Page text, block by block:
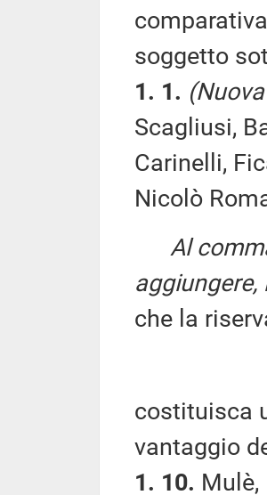
soggetto
1. 1.
Scagliusi,
Carinelli,
Nicolò
Al
che la
costituisca
vantaggio
1. 10. Mulè,